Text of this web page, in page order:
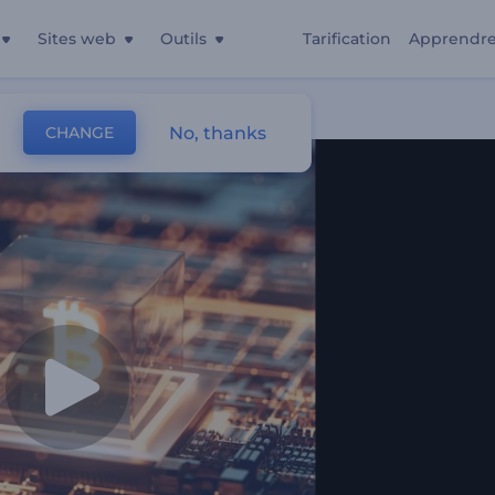
Sites web Outils Tarification
CHANGE No, thanks